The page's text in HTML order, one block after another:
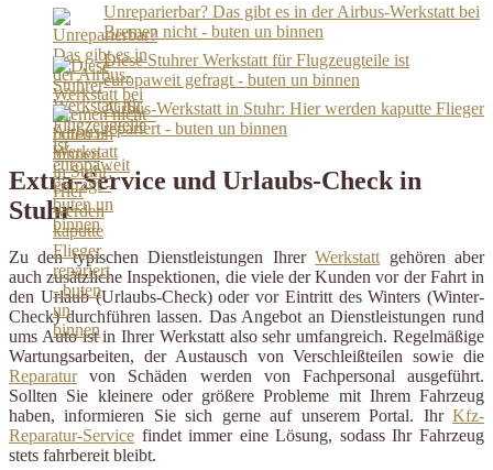
Unreparierbar? Das gibt es in der Airbus-Werkstatt bei
Bremen nicht - buten un binnen
Diese Stuhrer Werkstatt für Flugzeugteile ist
europaweit gefragt - buten un binnen
Airbus-Werkstatt in Stuhr: Hier werden kaputte Flieger
repariert - buten un binnen
Extra-Service und Urlaubs-Check in
Stuhr
Zu den typischen Dienstleistungen IhrerWerkstatt gehören aber
auch zusätzliche Inspektionen, die viele der Kunden vor der Fahrt in
den Urlaub (Urlaubs-Check) oder vor Eintritt des Winters (Winter-
Check) durchführen lassen. Das Angebot an Dienstleistungen rund
ums Auto ist in Ihrer Werkstatt also sehr umfangreich. Regelmäßige
Wartungsarbeiten, der Austausch von Verschleißteilen sowie die
Reparaturvon Schäden werden von Fachpersonal ausgeführt.
Sollten Sie kleinere oder größere Probleme mit Ihrem Fahrzeug
haben, informieren Sie sich gerne auf unserem Portal. Ihr Kfz-
Reparatur-Service findet immer eine Lösung, sodass Ihr Fahrzeug
stets fahrbereit bleibt.